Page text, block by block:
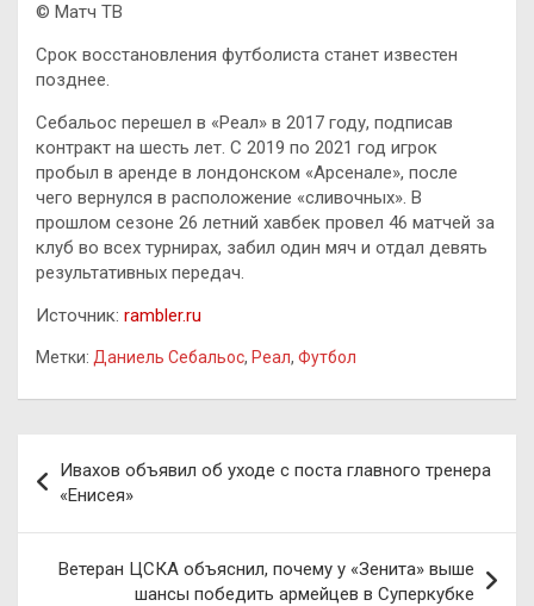
© Матч ТВ
Срок восстановления футболиста станет известен
позднее.
Себальос перешел в «Реал» в 2017 году, подписав
контракт на шесть лет. C 2019 по 2021 год игрок
пробыл в аренде в лондонском «Арсенале», после
чего вернулся в расположение «сливочных». В
прошлом сезоне 26 летний хавбек провел 46 матчей за
клуб во всех турнирах, забил один мяч и отдал девять
результативных передач.
Источник: rambler.ru
Метки: Даниель Себальос, Реал, Футбол
по
записям
Ивахов объявил об уходе с поста главного тренера
«Енисея»
Ветеран ЦСКА объяснил, почему у «Зенита» выше
шансы победить армейцев в Суперкубке